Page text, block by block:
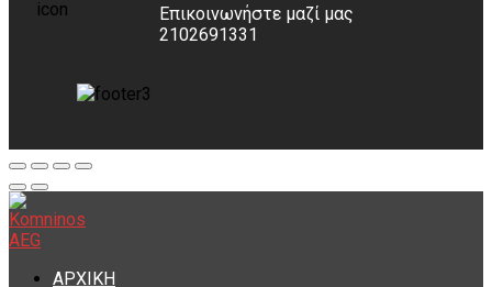
Επικοινωνήστε μαζί μας
2102691331
ΑΡΧΙΚΗ